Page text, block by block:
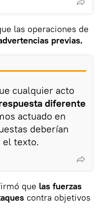
las operaciones de
previas.
cualquier acto
diferente
actuado en
deberían
el texto.
que las fuerzas
contra objetivos